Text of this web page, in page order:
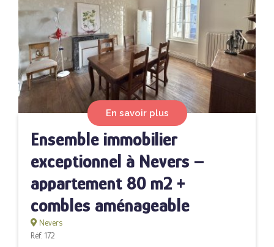
En savoir plus
Ensemble immobilier
exceptionnel à Nevers –
appartement 80 m2 +
combles aménageable
Nevers
Réf. 172